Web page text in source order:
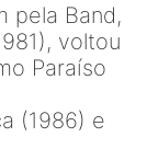
pela Band,
voltou
Paraíso
(1986) e